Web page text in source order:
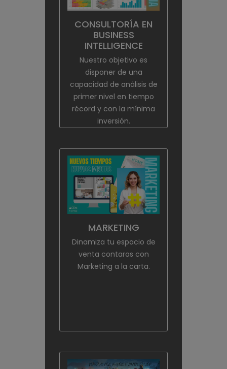
CONSULTORÍA EN
BUSINESS
INTELLIGENCE
Nuestro objetivo es
disponer de una
capacidad de análisis de
primer nivel en tiempo
récord y con la mínima
inversión.
MARKETING
Dinamiza tu espacio de
venta contaras con
Marketing a la carta.